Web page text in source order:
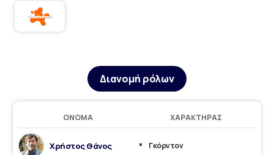
Διανομή ρόλων
ΌΝΟΜΑ ΧΑΡΑΚΤΉΡΑΣ
Χρήστος Θάνος Γκόρντον